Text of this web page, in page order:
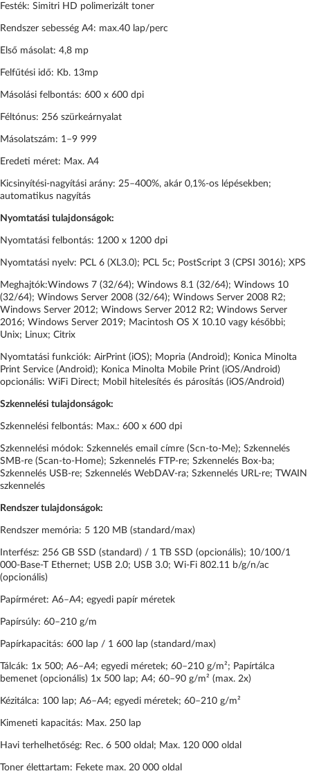
Festék: Simitri HD polimerizált toner
Rendszer sebesség A4: max.40 lap/perc
Első másolat: 4,8 mp
Felfűtési idő: Kb. 13mp
Másolási felbontás: 600 x 600 dpi
Féltónus: 256 szürkeárnyalat
Másolatszám: 1–9 999
Eredeti méret: Max. A4
Kicsinyítési-nagyítási arány: 25–400%, akár 0,1%-os lépésekben;
automatikus nagyítás
Nyomtatási tulajdonságok:
Nyomtatási felbontás: 1200 x 1200 dpi
Nyomtatási nyelv: PCL 6 (XL3.0); PCL 5c; PostScript 3 (CPSI 3016); XPS
Meghajtók:Windows 7 (32/64); Windows 8.1 (32/64); Windows 10
(32/64); Windows Server 2008 (32/64); Windows Server 2008 R2;
Windows Server 2012; Windows Server 2012 R2; Windows Server
2016; Windows Server 2019; Macintosh OS X 10.10 vagy későbbi;
Unix; Linux; Citrix
Nyomtatási funkciók: AirPrint (iOS); Mopria (Android); Konica Minolta
Print Service (Android); Konica Minolta Mobile Print (iOS/Android)
opcionális: WiFi Direct; Mobil hitelesítés és párosítás (iOS/Android)
Szkennelési tulajdonságok:
Szkennelési felbontás: Max.: 600 x 600 dpi
Szkennelési módok: Szkennelés email címre (Scn-to-Me); Szkennelés
SMB-re (Scan-to-Home); Szkennelés FTP-re; Szkennelés Box-ba;
Szkennelés USB-re; Szkennelés WebDAV-ra; Szkennelés URL-re; TWAIN
szkennelés
Rendszer tulajdonságok:
Rendszer memória: 5 120 MB (standard/max)
Interfész: 256 GB SSD (standard) / 1 TB SSD (opcionális); 10/100/1
000-Base-T Ethernet; USB 2.0; USB 3.0; Wi-Fi 802.11 b/g/n/ac
(opcionális)
Papírméret: A6–A4; egyedi papír méretek
Papírsúly: 60–210 g/m
Papírkapacitás: 600 lap / 1 600 lap (standard/max)
Tálcák: 1x 500; A6–A4; egyedi méretek; 60–210 g/m²; Papírtálca
bemenet (opcionális) 1x 500 lap; A4; 60–90 g/m² (max. 2x)
Kézitálca: 100 lap; A6–A4; egyedi méretek; 60–210 g/m²
Kimeneti kapacitás: Max. 250 lap
Havi terhelhetőség: Rec. 6 500 oldal; Max. 120 000 oldal
Toner élettartam: Fekete max. 20 000 oldal